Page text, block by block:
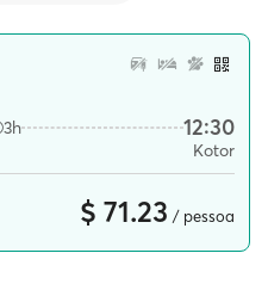
3h 12:30
Kotor
$ 71.23 / pessoa